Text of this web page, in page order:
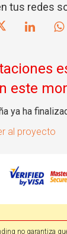
tus redes
este
ya ha
al proyecto
no garantiza